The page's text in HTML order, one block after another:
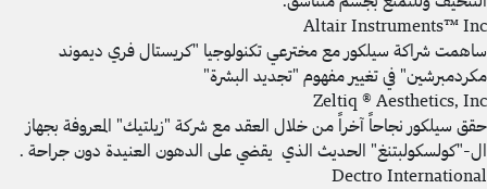
Altair Instruments™ Inc
ساهمت شراكة سيلكور مع مخترعي تكنولوجيا "كريستال فري ديموند
مكردمبرشين" في تغيير مفهوم "تجديد البشرة"
Zeltiq ® Aesthetics, Inc
حقق سيلكور نجاحاً آخراً من خلال العقد مع شركة "زيلتيك" المعروفة بجهاز
ال-"كولسكولبتنغ" الحديث الذي يقضي على الدهون العنيدة دون جراحة .
Dectro International